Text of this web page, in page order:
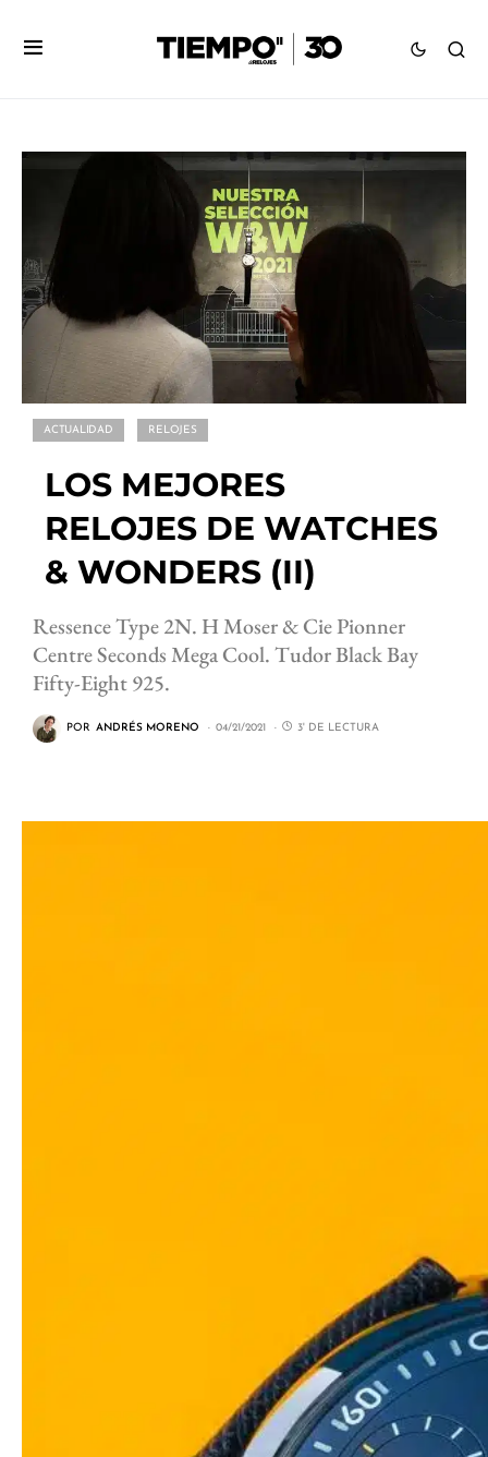
ACTUALIDAD RELOJES
LOS MEJORES
RELOJES DE WATCHES
& WONDERS (II)
Ressence Type 2N. H Moser & Cie Pionner
Centre Seconds Mega Cool. Tudor Black Bay
Fifty-Eight 925.
POR ANDRÉS MORENO 04/21/2021 3' DE LECTURA